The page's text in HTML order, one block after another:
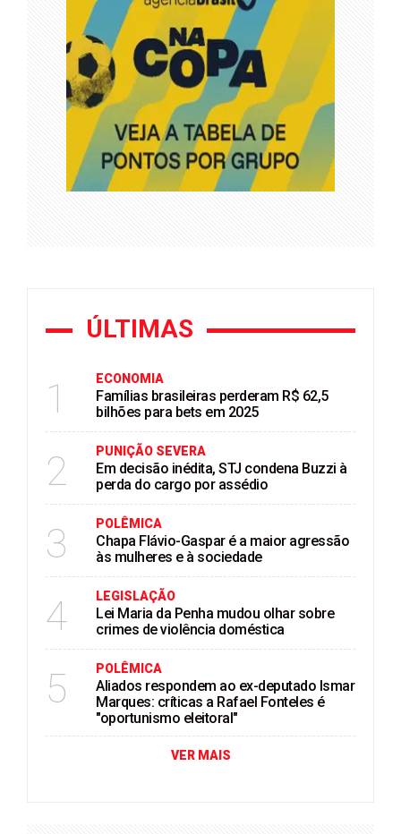
ÚLTIMAS
1 ECONOMIA
Famílias brasileiras perderam R$ 62,5
bilhões para bets em 2025
2 PUNIÇÃO SEVERA
Em decisão inédita, STJ condena Buzzi à
perda do cargo por assédio
3 POLÊMICA
Chapa Flávio-Gaspar é a maior agressão
às mulheres e à sociedade
4 LEGISLAÇÃO
Lei Maria da Penha mudou olhar sobre
crimes de violência doméstica
5 POLÊMICA
Aliados respondem ao ex-deputado Ismar
Marques: críticas a Rafael Fonteles é
"oportunismo eleitoral"
VER MAIS